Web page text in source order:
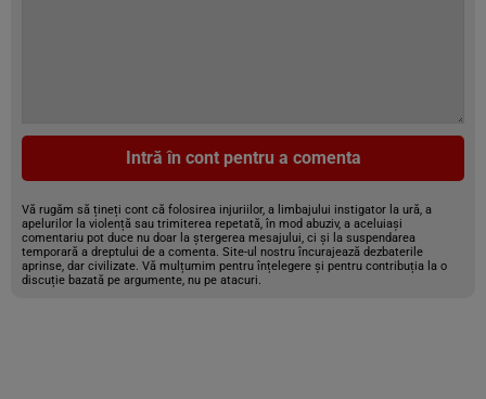
Intră în cont pentru a comenta
Vă rugăm să țineți cont că folosirea injuriilor, a limbajului instigator la ură, a
apelurilor la violență sau trimiterea repetată, în mod abuziv, a aceluiași
comentariu pot duce nu doar la ștergerea mesajului, ci și la suspendarea
temporară a dreptului de a comenta. Site-ul nostru încurajează dezbaterile
aprinse, dar civilizate. Vă mulțumim pentru înțelegere și pentru contribuția la o
discuție bazată pe argumente, nu pe atacuri.